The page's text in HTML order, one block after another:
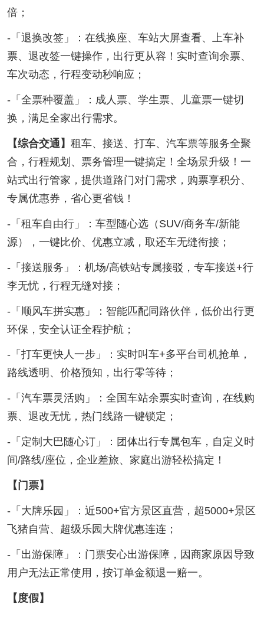
倍；
-「退换改签」：在线换座、车站大屏查看、上车补
票、退改签一键操作，出行更从容！实时查询余票、
车次动态，行程变动秒响应；
-「全票种覆盖」：成人票、学生票、儿童票一键切
换，满足全家出行需求。
【综合交通】 租车、接送、打车、汽车票等服务全聚
合，行程规划、票务管理一键搞定！全场景升级！一
站式出行管家，提供道路门对门需求，购票享积分、
专属优惠券，省心更省钱！
-「租车自由行」：车型随心选（SUV/商务车/新能
源），一键比价、优惠立减，取还车无缝衔接；
-「接送服务」：机场/高铁站专属接驳，专车接送+行
李无忧，行程无缝对接；
-「顺风车拼实惠」：智能匹配同路伙伴，低价出行更
环保，安全认证全程护航；
-「打车更快人一步」：实时叫车+多平台司机抢单，
路线透明、价格预知，出行零等待；
-「汽车票灵活购」：全国车站余票实时查询，在线购
票、退改无忧，热门线路一键锁定；
-「定制大巴随心订」：团体出行专属包车，自定义时
间/路线/座位，企业差旅、家庭出游轻松搞定！
【门票】
-「大牌乐园」：近500+官方景区直营，超5000+景区
飞猪自营、超级乐园大牌优惠连连；
-「出游保障」：门票安心出游保障，因商家原因导致
用户无法正常使用，按订单金额退一赔一。
【度假】